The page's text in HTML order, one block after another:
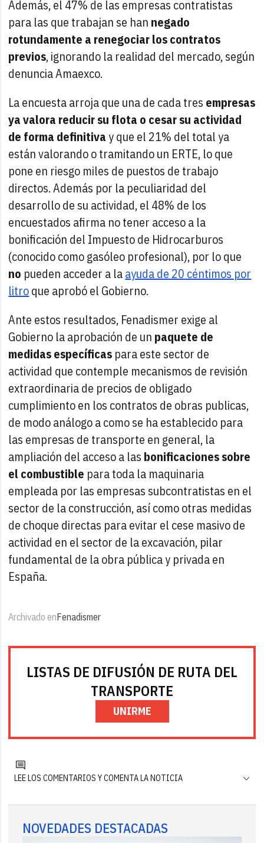
Además, el 47% de las empresas contratistas
para las que trabajan se han negado
rotundamente a renegociar los contratos
previos, ignorando la realidad del mercado, según
denuncia Amaexco.
La encuesta arroja que una de cada tres empresas
ya valora reducir su flota o cesar su actividad
de forma definitivay que el 21% del total ya
están valorando o tramitando un ERTE, lo que
pone en riesgo miles de puestos de trabajo
directos. Además por la peculiaridad del
desarrollo de su actividad, el 48% de los
encuestados afirma no tener acceso a la
bonificación del Impuesto de Hidrocarburos
(conocido como gasóleo profesional), por lo que
no pueden acceder a laayuda de 20 céntimos por
litroque aprobó el Gobierno.
Ante estos resultados, Fenadismer exige al
Gobierno la aprobación de un paquete de
medidas específicas para este sector de
actividad que contemple mecanismos de revisión
extraordinaria de precios de obligado
cumplimiento en los contratos de obras publicas,
de modo análogo a como se ha establecido para
las empresas de transporte en general, la
ampliación del acceso a las bonificaciones sobre
el combustible para toda la maquinaria
empleada por las empresas subcontratistas en el
sector de la construcción, así como otras medidas
de choque directas para evitar el cese masivo de
actividad en el sector de la excavación, pilar
fundamental de la obra pública y privada en
España.
Archivado enFenadismer
LISTAS DE DIFUSIÓN DE RUTA DEL
TRANSPORTE
UNIRME
LEE LOS COMENTARIOS Y COMENTA LA NOTICIA
NOVEDADES DESTACADAS